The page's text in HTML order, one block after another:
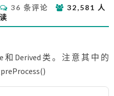
时
成
始
的
评
论
36 条评论
32,581 人
Derived类。注意其中的